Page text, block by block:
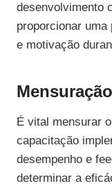
desenvolvimento
proporcionar
e motivação
É vital mensurar
capacitação
desempenho e
determinar a